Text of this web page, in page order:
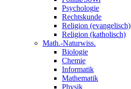
Psychologie
Rechtskunde
Religion (evangelisch)
Religion (katholisch)
Math.-Naturwiss.
Biologie
Chemie
Informatik
Mathematik
Physik